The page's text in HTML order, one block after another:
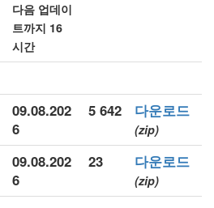
다음 업데이
트까지 16
시간
09.08.202
6
5 642 다운로드
(zip)
09.08.202
6
23 다운로드
(zip)